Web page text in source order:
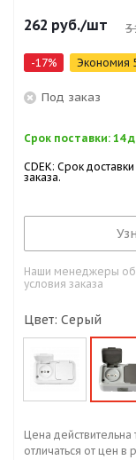
262 руб./шт
-17% Экономия
Под заказ
Срок поставки: 14
CDEK: Срок
заказа.
Наши менеджеры
условия заказа
Цвет: Серый
Цена
отличаться от цен в